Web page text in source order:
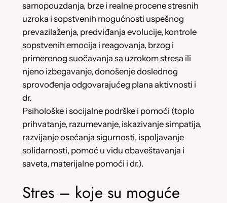
samopouzdanja, brze i realne procene stresnih
uzroka i sopstvenih mogućnosti uspešnog
prevazilaženja, predviđanja evolucije, kontrole
sopstvenih emocija i reagovanja, brzog i
primerenog suočavanja sa uzrokom stresa ili
njeno izbegavanje, donošenje doslednog
sprovođenja odgovarajućeg plana aktivnosti i
dr.
Psihološke i socijalne podrške i pomoći (toplo
prihvatanje, razumevanje, iskazivanje simpatija,
razvijanje osećanja sigurnosti, ispoljavanje
solidarnosti, pomoć u vidu obaveštavanja i
saveta, materijalne pomoći i dr.).
Stres – koje su moguće